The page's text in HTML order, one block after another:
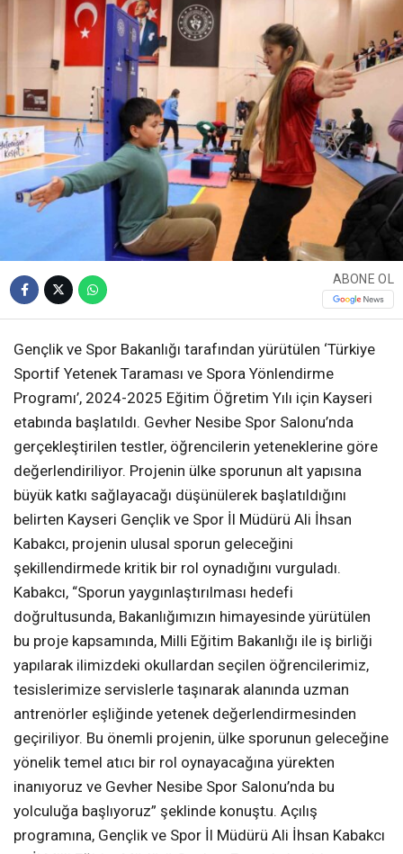
ABONE OL
Gençlik ve Spor Bakanlığı tarafından yürütülen ‘Türkiye
Sportif Yetenek Taraması ve Spora Yönlendirme
Programı’, 2024-2025 Eğitim Öğretim Yılı için Kayseri
etabında başlatıldı. Gevher Nesibe Spor Salonu’nda
gerçekleştirilen testler, öğrencilerin yeteneklerine göre
değerlendiriliyor. Projenin ülke sporunun alt yapısına
büyük katkı sağlayacağı düşünülerek başlatıldığını
belirten Kayseri Gençlik ve Spor İl Müdürü Ali İhsan
Kabakcı, projenin ulusal sporun geleceğini
şekillendirmede kritik bir rol oynadığını vurguladı.
Kabakcı, “Sporun yaygınlaştırılması hedefi
doğrultusunda, Bakanlığımızın himayesinde yürütülen
bu proje kapsamında, Milli Eğitim Bakanlığı ile iş birliği
yapılarak ilimizdeki okullardan seçilen öğrencilerimiz,
tesislerimize servislerle taşınarak alanında uzman
antrenörler eşliğinde yetenek değerlendirmesinden
geçiriliyor. Bu önemli projenin, ülke sporunun geleceğine
yönelik temel atıcı bir rol oynayacağına yürekten
inanıyoruz ve Gevher Nesibe Spor Salonu’nda bu
yolculuğa başlıyoruz” şeklinde konuştu. Açılış
programına, Gençlik ve Spor İl Müdürü Ali İhsan Kabakcı